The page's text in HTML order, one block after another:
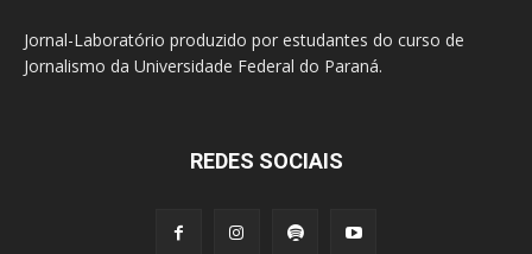
Jornal-Laboratório produzido por estudantes do curso de
Jornalismo da Universidade Federal do Paraná.
REDES SOCIAIS